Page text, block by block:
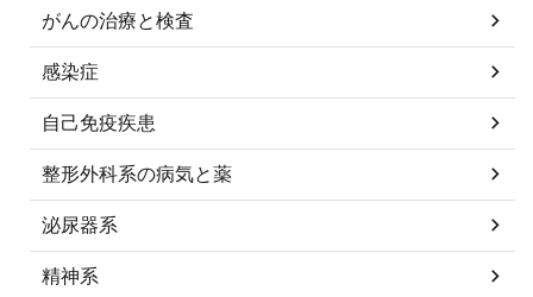
がんの治療と検査
感染症
自己免疫疾患
整形外科系の病気と薬
泌尿器系
精神系